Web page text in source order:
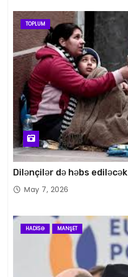
TOPLUM
Dilənçilər də həbs ediləcək
May 7, 2026
HADISƏ MANŞET